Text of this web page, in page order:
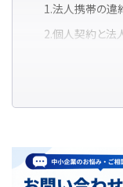
法人携帯の違
個人契約と法
違約金が発生
法人携帯の違
で回避できる
か